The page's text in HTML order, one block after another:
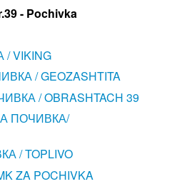
- Pochivka
VIKING
/ GEOZASHTITA
/ OBRASHTACH 39
ПОЧИВКА/
/ TOPLIVO
ZA POCHIVKA